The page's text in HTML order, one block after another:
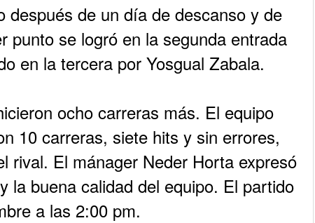
después de un día de descanso y de
punto se logró en la segunda entrada
en la tercera por Yosgual Zabala.
ocho carreras más. El equipo
10 carreras, siete hits y sin errores,
rival. El mánager Neder Horta expresó
la buena calidad del equipo. El partido
a las 2:00 pm.